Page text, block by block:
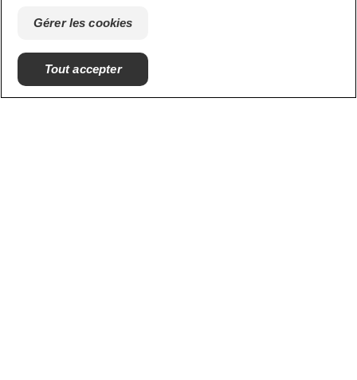
RECHERCHE DES SOLUTIONS IDÉALES
NOUS CONTACTER
Gérer les cookies
Tout accepter